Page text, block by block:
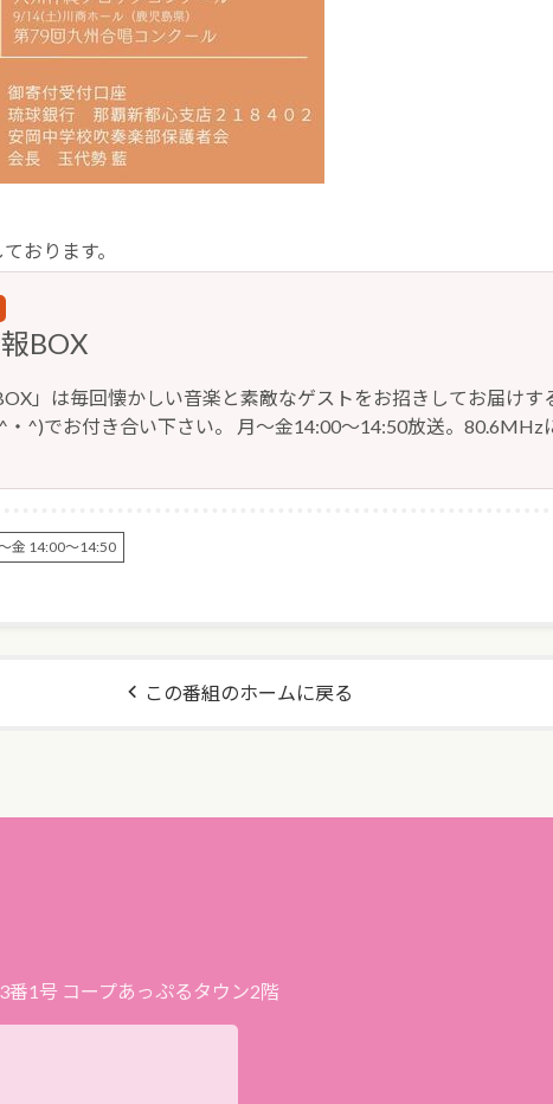
おります。
BOX
」は毎回懐かしい音楽と素敵なゲストをお招きしてお届けす
・^)でお付き合い下さい。 月～金14:00～14:50放送。80.6MHz
金 14:00～14:50
この番組のホームに戻る
1号 コープあっぷるタウン2階